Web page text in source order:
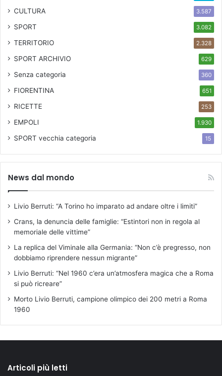
CULTURA 3.587
SPORT 3.082
TERRITORIO 2.328
SPORT ARCHIVIO 629
Senza categoria 360
FIORENTINA 651
RICETTE 253
EMPOLI 1.930
SPORT vecchia categoria 15
News dal mondo
Livio Berruti: “A Torino ho imparato ad andare oltre i limiti”
Crans, la denuncia delle famiglie: “Estintori non in regola al
memoriale delle vittime”
La replica del Viminale alla Germania: “Non c’è pregresso, non
dobbiamo riprendere nessun migrante”
Livio Berruti: “Nel 1960 c’era un’atmosfera magica che a Roma
si può ricreare”
Morto Livio Berruti, campione olimpico dei 200 metri a Roma
1960
Articoli più letti